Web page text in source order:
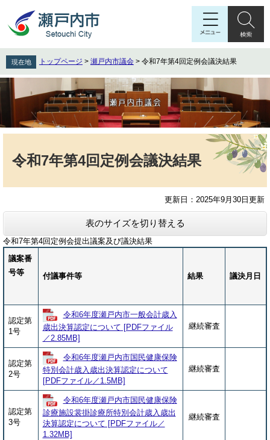
先
頭
で
を
飛
ば
文
現在地 トップページ > 瀬戸内市議会 > 令和7年第4回定例会議決結果
令和7年第4回定例会議決結果
更新日：2025年9月30日更新
表のサイズを切り替える
令和7年第4回定例会提出議案及び議決結果
議案番
号等
付議事件等 結果 議決月日
認定第
1号
令和6年度瀬戸内市一般会計歳入
歳出決算認定について [PDFファイル
／2.85MB]
継続審査
認定第
2号
令和6年度瀬戸内市国民健康保険
特別会計歳入歳出決算認定について
[PDFファイル／1.5MB]
継続審査
認定第
3号
令和6年度瀬戸内市国民健康保険
診療施設裳掛診療所特別会計歳入歳出
決算認定について [PDFファイル／
1.32MB]
継続審査